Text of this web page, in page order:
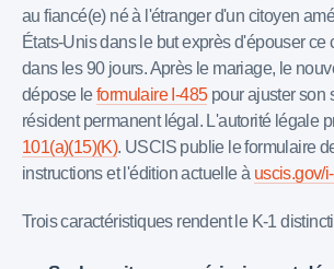
au fiancé(e) né à l'étranger d'un citoyen
États-Unis dans le but exprès d'épouser ce
dans les 90 jours. Après le mariage, le
dépose leformulaire I-485pour ajuster son
résident permanent légal. L'autorité légale
101(a)(15)(K). USCIS publie le formulaire
instructions et l'édition actuelle à uscis.gov/
Trois caractéristiques rendent le K-1